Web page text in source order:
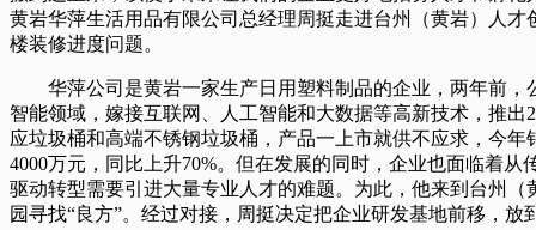
黄岩华萍生活用品有限公司总经理周挺走进台州（黄岩）人才
楼装修进度问题。
华萍公司是黄岩一家生产日用塑料制品的企业，两年前，
智能领域，嫁接互联网、人工智能和大数据等高新技术，推出
应垃圾桶和高端不锈钢垃圾桶，产品一上市就供不应求，今年
4000万元，同比上升70%。但在发展的同时，企业也面临着从
驱动转型需要引进大量专业人才的难题。为此，他来到台州（
园寻找“良方”。经过对接，周挺决定把企业研发基地前移，放